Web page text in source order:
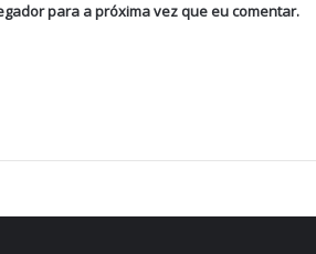
para a próxima vez que eu comentar.